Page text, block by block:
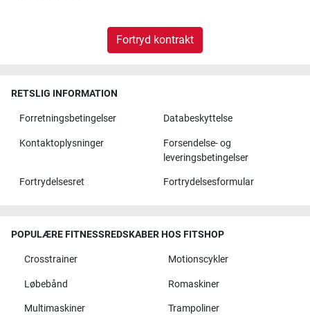
Fortryd kontrakt
RETSLIG INFORMATION
Forretningsbetingelser Databeskyttelse
Kontaktoplysninger
Forsendelse- og
leveringsbetingelser
Fortrydelsesret Fortrydelsesformular
POPULÆRE FITNESSREDSKABER HOS FITSHOP
Crosstrainer Motionscykler
Løbebånd Romaskiner
Multimaskiner Trampoliner